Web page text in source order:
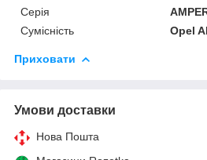
Серія
Сумісність
Opel
Приховати
Умови доставки
Нова Пошта